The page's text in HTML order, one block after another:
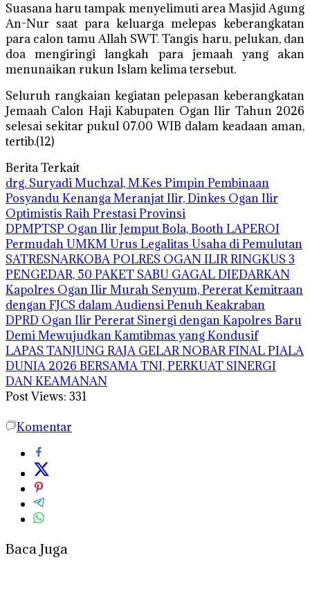
Suasana haru tampak menyelimuti area Masjid Agung
An-Nur saat para keluarga melepas keberangkatan
para calon tamu Allah SWT. Tangis haru, pelukan, dan
doa mengiringi langkah para jemaah yang akan
menunaikan rukun Islam kelima tersebut.
Seluruh rangkaian kegiatan pelepasan keberangkatan
Jemaah Calon Haji Kabupaten Ogan Ilir Tahun 2026
selesai sekitar pukul 07.00 WIB dalam keadaan aman,
tertib.(12)
Berita Terkait
drg. Suryadi Muchzal, M.Kes Pimpin Pembinaan
Posyandu Kenanga Meranjat Ilir, Dinkes Ogan Ilir
Optimistis Raih Prestasi Provinsi
DPMPTSP Ogan Ilir Jemput Bola, Booth LAPEROI
Permudah UMKM Urus Legalitas Usaha di Pemulutan
SATRESNARKOBA POLRES OGAN ILIR RINGKUS 3
PENGEDAR, 50 PAKET SABU GAGAL DIEDARKAN
Kapolres Ogan Ilir Murah Senyum, Pererat Kemitraan
dengan FJCS dalam Audiensi Penuh Keakraban
DPRD Ogan Ilir Pererat Sinergi dengan Kapolres Baru
Demi Mewujudkan Kamtibmas yang Kondusif
LAPAS TANJUNG RAJA GELAR NOBAR FINAL PIALA
DUNIA 2026 BERSAMA TNI, PERKUAT SINERGI
DAN KEAMANAN
Post Views: 331
Komentar
Baca Juga